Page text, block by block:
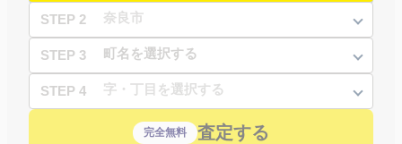
STEP 2
STEP 3
STEP 4
完全無料 査定する